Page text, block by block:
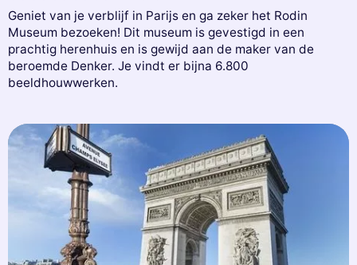
Geniet van je verblijf in Parijs en ga zeker het Rodin
Museum bezoeken! Dit museum is gevestigd in een
prachtig herenhuis en is gewijd aan de maker van de
beroemde Denker. Je vindt er bijna 6.800
beeldhouwwerken.